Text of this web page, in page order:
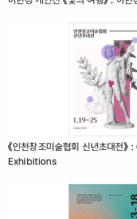
《인천창조미술협회 신년초대전》 :
Exhibitions